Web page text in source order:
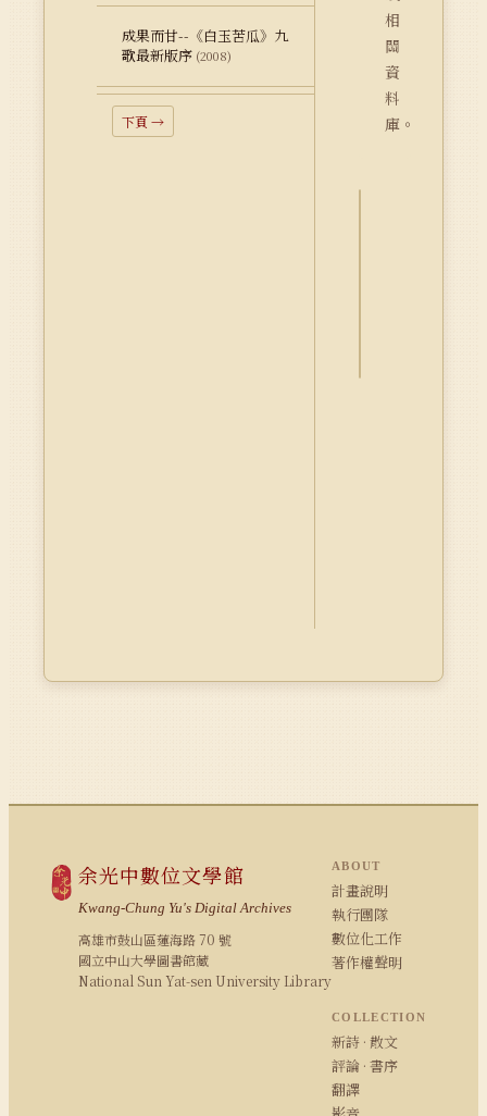
成果而甘--《白玉苦瓜》九
歌最新版序 (2008)
下頁 →
相
關
資
料
庫。
余光中數位文學館
Kwang-Chung Yu's Digital Archives
高雄市鼓山區蓮海路 70 號
國立中山大學圖書館藏
National Sun Yat-sen University Library
ABOUT
計畫說明
執行團隊
數位化工作
著作權聲明
COLLECTION
新詩 · 散文
評論 · 書序
翻譯